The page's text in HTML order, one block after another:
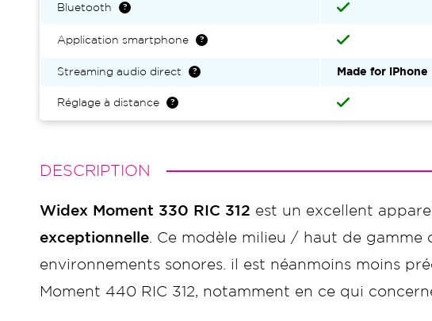
Bluetooth
Application smartphone
Streaming audio direct Made for iPhone
Réglage à distance
DESCRIPTION
Widex Moment 330 RIC 312 est un excellent
exceptionnelle . Ce modèle milieu / haut de gamme
environnements sonores. il est néanmoins moins
Moment 440 RIC 312, notamment en ce qui